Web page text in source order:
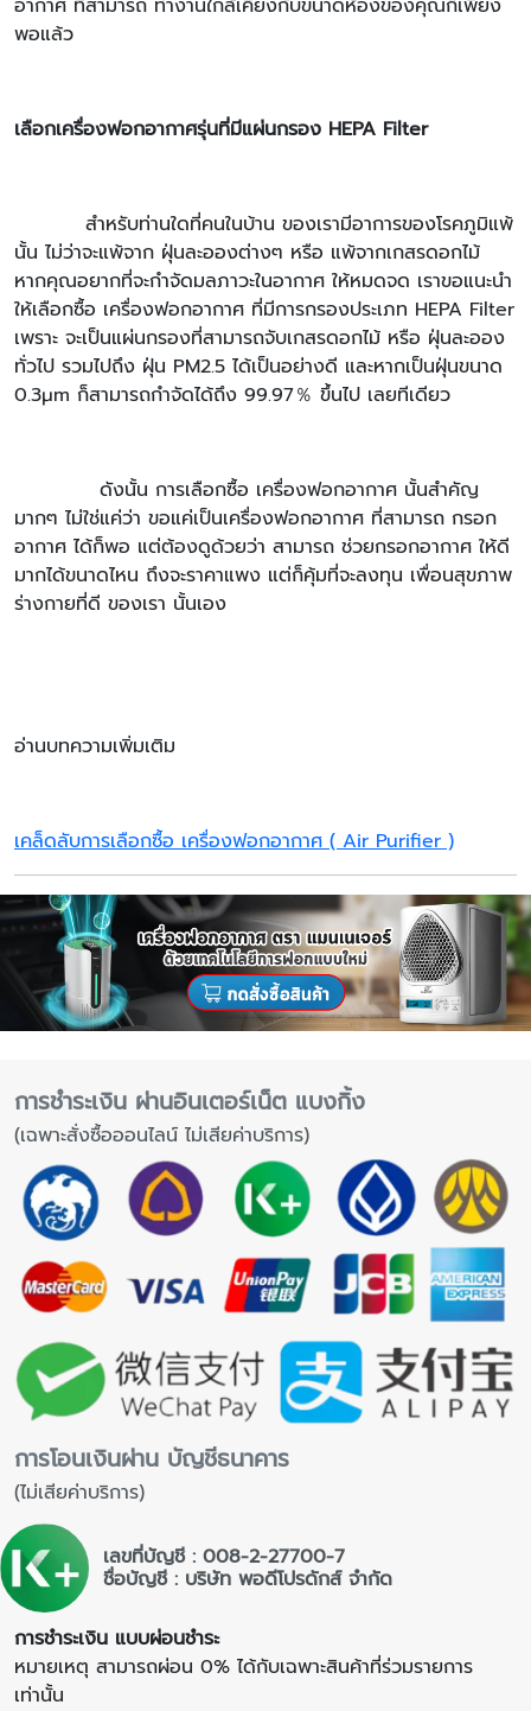
อากาศ ที่สามารถ ทำงานใกล้เคียงกับขนาดห้องของคุณก็เพียง
พอแล้ว
เลือกเครื่องฟอกอากาศรุ่นที่มีแผ่นกรอง HEPA Filter
สำหรับท่านใดที่คนในบ้าน ของเรามีอาการของโรคภูมิแพ้
นั้น ไม่ว่าจะแพ้จาก ฝุ่นละอองต่างๆ หรือ แพ้จากเกสรดอกไม้
หากคุณอยากที่จะกำจัดมลภาวะในอากาศ ให้หมดจด เราขอแนะนำ
ให้เลือกซื้อ เครื่องฟอกอากาศ ที่มีการกรองประเภท HEPA Filter
เพราะ จะเป็นแผ่นกรองที่สามารถจับเกสรดอกไม้ หรือ ฝุ่นละออง
ทั่วไป รวมไปถึง ฝุ่น PM2.5 ได้เป็นอย่างดี และหากเป็นฝุ่นขนาด
0.3μm ก็สามารถกำจัดได้ถึง 99.97％ ขึ้นไป เลยทีเดียว
ดังนั้น การเลือกซื้อ เครื่องฟอกอากาศ นั้นสำคัญ
มากๆ ไม่ใช่แค่ว่า ขอแค่เป็นเครื่องฟอกอากาศ ที่สามารถ กรอก
อากาศ ได้ก็พอ แต่ต้องดูด้วยว่า สามารถ ช่วยกรอกอากาศ ให้ดี
มากได้ขนาดไหน ถึงจะราคาแพง แต่ก็คุ้มที่จะลงทุน เพื่อนสุขภาพ
ร่างกายที่ดี ของเรา นั้นเอง
อ่านบทความเพิ่มเติม
เคล็ดลับการเลือกซื้อ เครื่องฟอกอากาศ ( Air Purifier )
การชำระเงิน ผ่านอินเตอร์เน็ต แบงกิ้ง
(เฉพาะสั่งซื้อออนไลน์ ไม่เสียค่าบริการ)
การโอนเงินผ่าน บัญชีธนาคาร
(ไม่เสียค่าบริการ)
เลขที่บัญชี : 008-2-27700-7
ชื่อบัญชี : บริษัท พอดีโปรดักส์ จำกัด
การชำระเงิน แบบผ่อนชำระ
หมายเหตุ สามารถผ่อน 0% ได้กับเฉพาะสินค้าที่ร่วมรายการ
เท่านั้น